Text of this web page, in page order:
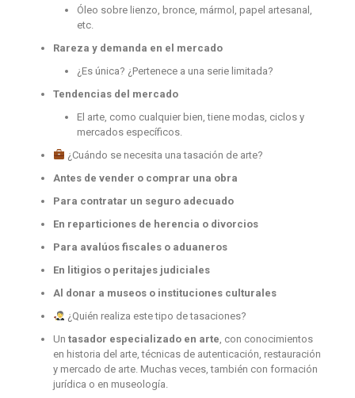
Óleo sobre lienzo, bronce, mármol, papel artesanal,
etc.
Rareza y demanda en el mercado
¿Es única? ¿Pertenece a una serie limitada?
Tendencias del mercado
El arte, como cualquier bien, tiene modas, ciclos y
mercados específicos.
¿Cuándo se necesita una tasación de arte?
Antes de vender o comprar una obra
Para contratar un seguro adecuado
En reparticiones de herencia o divorcios
Para avalúos fiscales o aduaneros
En litigios o peritajes judiciales
Al donar a museos o instituciones culturales
¿Quién realiza este tipo de tasaciones?
Un tasador especializado en arte , con conocimientos
en historia del arte, técnicas de autenticación, restauración
y mercado de arte. Muchas veces, también con formación
jurídica o en museología.